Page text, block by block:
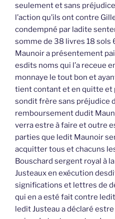
seulement et sans
l’action qu’ils ont contre
condempné par ladite
somme de 38 livres 18 sols
Maunoir a présentement
esdits noms qui l’a receue
monnaye le tout bon et
tient contant et en quitte
sondit frère sans préjudice
remboursement dudit
verra estre à faire et outre
parties que ledit Maunoir
acquitter tous et chacuns
Bouschard sergent royal à
Justeaux en exécution
significations et lettres de
qui en a esté fait contre
ledit Justeau a déclaré